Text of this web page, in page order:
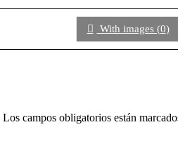
With images (0)
Los campos obligatorios están